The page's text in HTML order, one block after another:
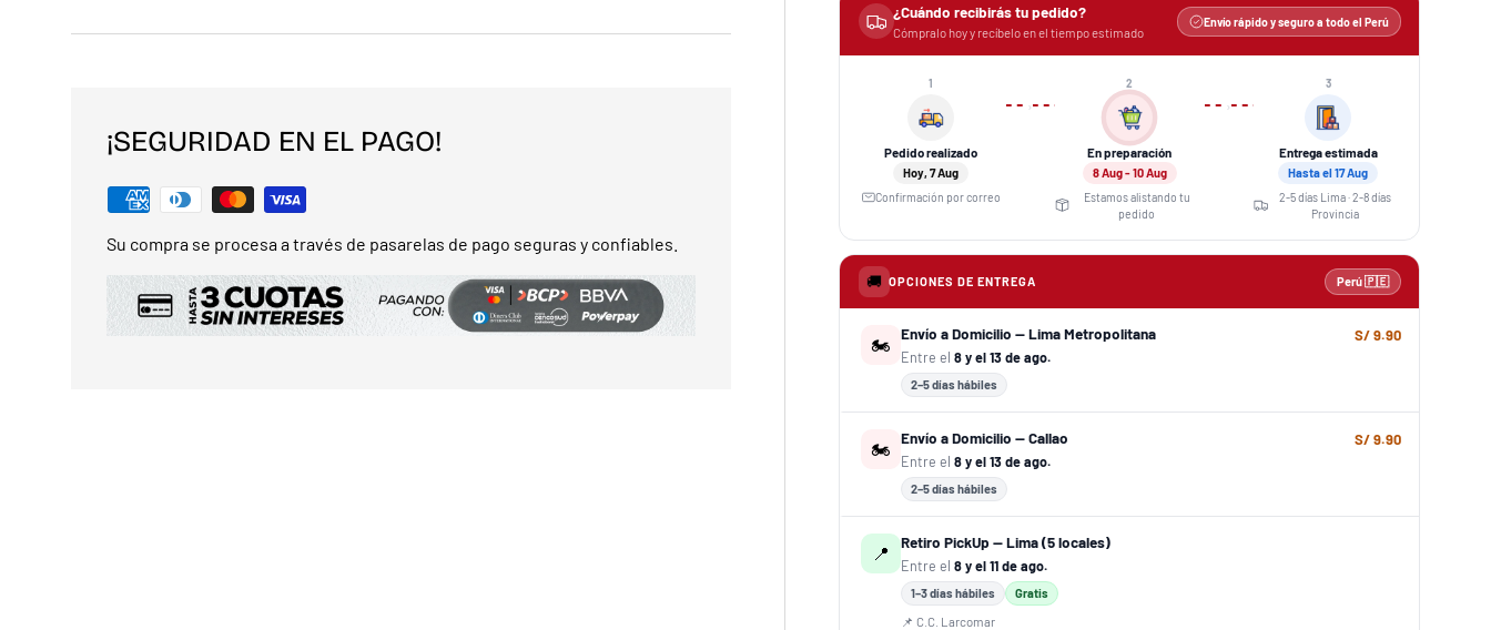
¿Cuándo recibirás tu pedido?
Cómpralo hoy y recíbelo en el tiempo estimado
Envío rápido y seguro a todo el Perú
1
Pedido realizado
Hoy, 7 Aug
Confirmación por correo
›
2
En preparación
8 Aug - 10 Aug
Estamos alistando tu
pedido
›
3
Entrega estimada
Hasta el 17 Aug
2-5 días Lima · 2-8 días
Provincia
🚚 OPCIONES DE ENTREGA Perú 🇵🇪
🏍️
Envío a Domicilio — Lima Metropolitana
Entre el8 y el 13 de ago.
2–5 días hábiles
S/ 9.90
🏍️
Envío a Domicilio — Callao
Entre el8 y el 13 de ago.
2–5 días hábiles
S/ 9.90
📍
Retiro PickUp — Lima (5 locales)
Entre el8 y el 11 de ago.
1–3 días hábiles Gratis
📌 C.C. Larcomar
¡SEGURIDAD EN EL PAGO!
Su compra se procesa a través de pasarelas de pago seguras y confiables.